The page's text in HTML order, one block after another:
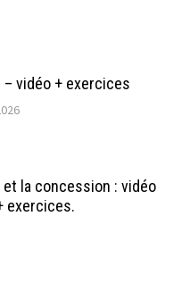
– vidéo + exercices
et la concession : vidéo
exercices.